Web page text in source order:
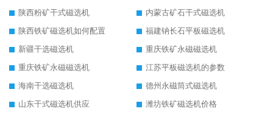
陕西粉矿干式磁选机
内蒙古矿石干式磁选机
陕西铁矿磁选机如何配置
福建钠长石平板磁选机
新疆干选磁选机
重庆铁矿永磁磁选机
重庆铁矿永磁磁选机
江苏平板磁选机的参数
海南干选磁选机
德州永磁筒式磁选机
山东干式磁选机供应
潍坊铁矿磁选机价格